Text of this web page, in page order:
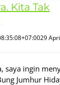
Kita Tak
29
saya ingin
Jumhur